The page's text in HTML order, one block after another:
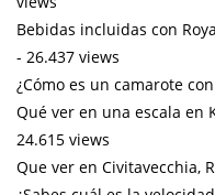
Bebidas incluidas con
- 26.437 views
¿Cómo es un camarote
Qué ver en una escala en
24.615 views
Que ver en Civitavecchia,